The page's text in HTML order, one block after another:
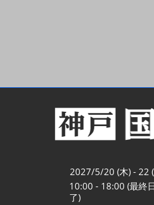
2027/5/20 (木) - 22
10:00 - 18:00 (最終
了)